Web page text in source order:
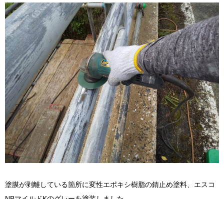
塗膜が剥離している箇所に変性エポキシ樹脂の錆止め塗料、エスコ